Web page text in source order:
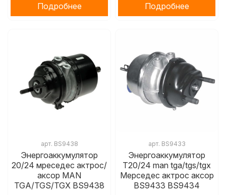
Подробнее Подробнее
арт. BS9438
Энергоаккумулятор
20/24 мреседес актрос/
аксор MAN
TGA/TGS/TGX BS9438
арт. BS9433
Энергоаккумулятор
T20/24 man tga/tgs/tgx
Мерседес актрос аксор
BS9433 BS9434